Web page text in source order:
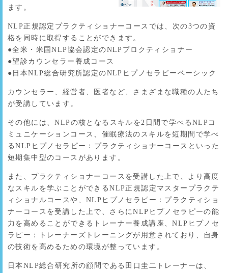
ます。
NLP正規認定プラクティショナーコースでは、次の3つの資
格を同時に取得することができます。
●全米・米国NLP協会認定のNLPプロクティショナー
●望診カウンセラー養成コース
●日本NLP総合研究所認定のNLPヒプノセラピーベーシック
カウンセラー、経営者、医者など、さまざまな職種の人たち
が受講しています。
その他には、NLPの核となるスキルを2日間で学べるNLPコ
ミュニケーションコース、催眠療法のスキルを短期間で学べ
るNLPヒプノセラピー：プラクティショナーコースといった
短期集中型のコースがあります。
また、プラクティショナーコースを受講した上で、より高度
なスキルを学ぶことができるNLP正規認定マスタープラクテ
ィショナルコースや、NLPヒプノセラピー：プラクティショ
ナーコースを受講した上で、さらにNLPヒプノセラピーの能
力を高めることができるトレーナー養成講座、NLPヒプノセ
ラピー：トレーナーズトレーニングが用意されており、自身
の技術を高めるための環境が整っています。
日本NLP総合研究所の顧問である田口圭二トレーナーは、